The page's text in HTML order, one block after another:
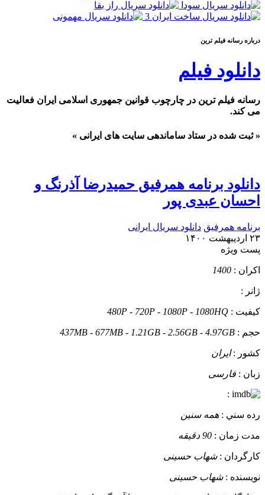
درباره رسانه فيلم ترين
دانلود فیلم
رسانه فیلم ترین در چارچوب قوانین جمهوری اسلامی ایران فعالیت
می کند.
« ثبت شده در ستاد ساماندهی سایت های ایرانی »
دانلود برنامه همرفیق حمیدرضا آذرنگ و
احسان عبدی پور
برنامه همرفیق دانلود سریال ایرانی
۲۳ اردیبهشت ۱۴۰۰
پست ويژه
اکران : 1400
ژانر :
کيفيت : 480P - 720P - 1080P - 1080HQ
حجم : 437MB - 677MB - 1.21GB - 2.56GB - 4.97GB
کشور :ایران
زبان : فارسی
:
رده سني : همه سنین
مدت زمان : 90 دقیقه
کارگردان :شهاب حسینی
نويسنده :شهاب حسینی